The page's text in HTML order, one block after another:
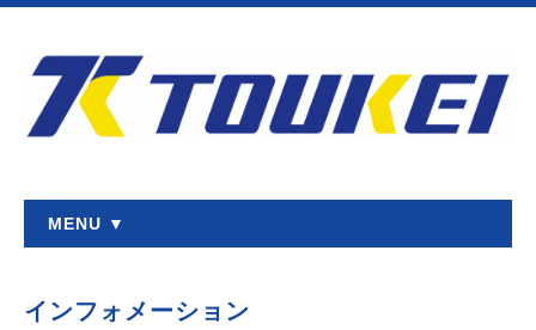
MENU ▼
インフォメーション